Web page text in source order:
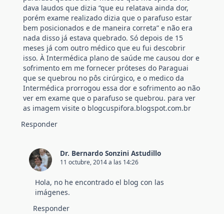
dava laudos que dizia “que eu relatava ainda dor,
porém exame realizado dizia que o parafuso estar
bem posicionados e de maneira correta” e não era
nada disso já estava quebrado. Só depois de 15
meses já com outro médico que eu fui descobrir
isso. À Intermédica plano de saúde me causou dor e
sofrimento em me fornecer próteses do Paraguai
que se quebrou no pôs cirúrgico, e o medico da
Intermédica prorrogou essa dor e sofrimento ao não
ver em exame que o parafuso se quebrou. para ver
as imagem visite o blogcuspifora.blogspot.com.br
Responder
Dr. Bernardo Sonzini Astudillo
11 octubre, 2014 a las 14:26
Hola, no he encontrado el blog con las
imágenes.
Responder